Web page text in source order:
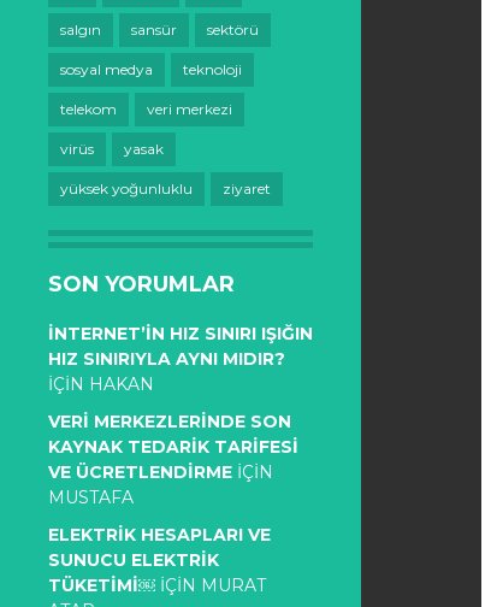
salgın sansür sektörü
sosyal medya teknoloji
telekom veri merkezi
virüs yasak
yüksek yoğunluklu ziyaret
SON YORUMLAR
İNTERNET’IN HIZ SINIRI IŞIĞIN
HIZ SINIRIYLA AYNI MIDIR?
IÇIN HAKAN
VERI MERKEZLERINDE SON
KAYNAK TEDARIK TARIFESI
VE ÜCRETLENDIRME IÇIN
MUSTAFA
ELEKTRIK HESAPLARI VE
SUNUCU ELEKTRIK
TÜKETIMI￼ IÇIN MURAT